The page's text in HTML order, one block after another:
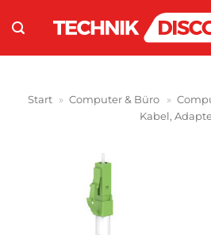
Inhalt
springen
Start » Computer & Büro »
Kabel,